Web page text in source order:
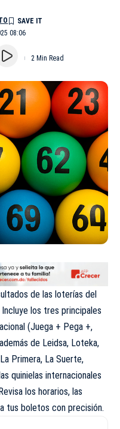
08:06
2 Min Read
de las loterías del
los tres principales
(Juega + Pega +,
de Leidsa, Loteka,
Primera, La Suerte,
quinielas internacionales
los horarios, las
tus boletos con precisión.